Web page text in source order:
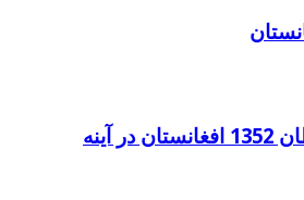
کودتای 26 سرطان 1352 افغانستان در آینه